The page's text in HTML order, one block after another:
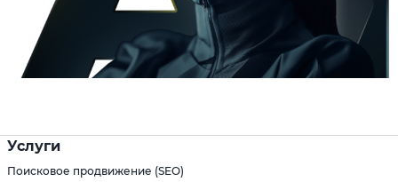
Услуги
Поисковое продвижение (SEO)